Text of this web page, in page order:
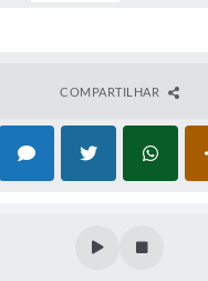
COMPARTILHAR